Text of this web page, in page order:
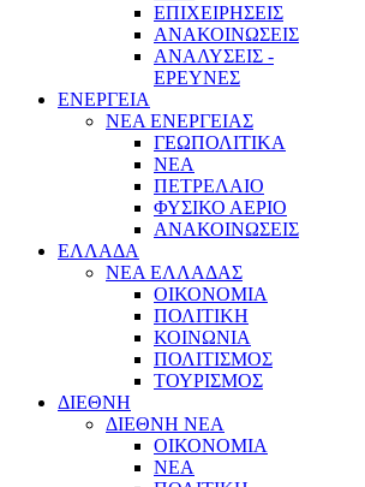
ΕΠΙΧΕΙΡΗΣΕΙΣ
ΑΝΑΚΟΙΝΩΣΕΙΣ
ΑΝΑΛΥΣΕΙΣ -
ΕΡΕΥΝΕΣ
ΕΝΕΡΓΕΙΑ
ΝΕΑ ΕΝΕΡΓΕΙΑΣ
ΓΕΩΠΟΛΙΤΙΚΑ
ΝΕΑ
ΠΕΤΡΕΛΑΙΟ
ΦΥΣΙΚΟ ΑΕΡΙΟ
ΑΝΑΚΟΙΝΩΣΕΙΣ
ΕΛΛΑΔΑ
ΝΕΑ ΕΛΛΑΔΑΣ
ΟΙΚΟΝΟΜΙΑ
ΠΟΛΙΤΙΚΗ
ΚΟΙΝΩΝΙΑ
ΠΟΛΙΤΙΣΜΟΣ
ΤΟΥΡΙΣΜΟΣ
ΔΙΕΘΝΗ
ΔΙΕΘΝΗ ΝΕΑ
ΟΙΚΟΝΟΜΙΑ
ΝΕΑ